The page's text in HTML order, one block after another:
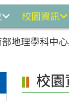
校園資訊
地理學科中
校